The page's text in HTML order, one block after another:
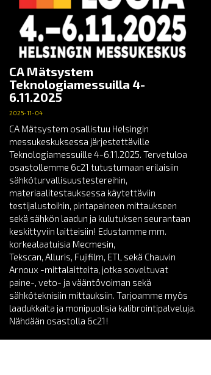
CA Mätsystem
Teknologiamessuilla 4-
6.11.2025
2025-11-04
CA Mätsystem osallistuu Helsingin
messukeskuksessa järjestettäville
Teknologiamessuille 4-6.11.2025. Tervetuloa
osastollemme 6c21 tutustumaan erilaisiin
sähköturvallisuustestereihin,
materiaalitestauksessa käytettäviin
testijalustoihin, pintapaineen mittaukseen
sekä sähkön laadun ja kulutuksen seurantaan
keskittyviin laitteisiin! Edustamme mm.
korkealaatuisia Mecmesin,
Tekscan, Alluris, Fujifilm, ETL sekä Chauvin
Arnoux -mittalaitteita, jotka soveltuvat
paine-, veto- ja vääntövoiman sekä
sähköteknisiin mittauksiin. Tarjoamme myös
laadukkaita ja monipuolisia kalibrointipalveluja.
Nähdään osastolla 6c21!